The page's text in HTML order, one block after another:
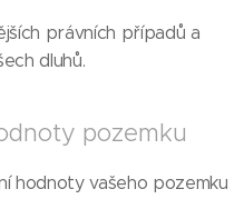
právních případů a
dluhů.
pozemku
hodnoty vašeho pozemku